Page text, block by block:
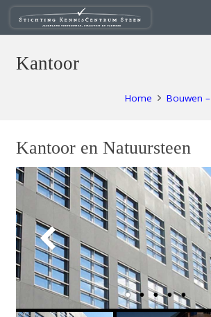
Kantoor
Home Bouwen
Kantoor en Natuursteen